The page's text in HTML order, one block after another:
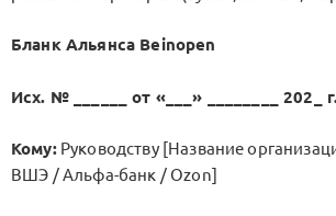
Бланк Альянса Beinopen
Исх. № ______ от «___» ________ 202_
Кому:Руководству [Название
ВШЭ / Альфа-банк / Ozon]